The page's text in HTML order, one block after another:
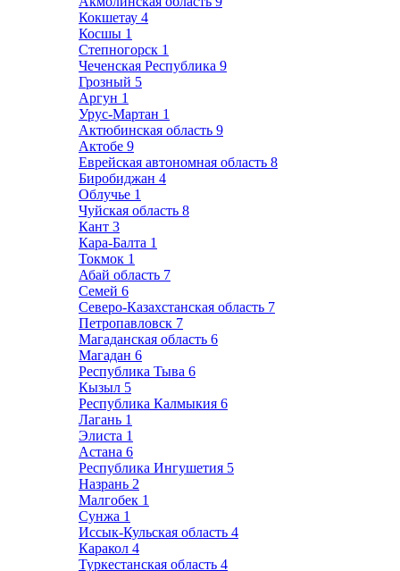
Кокшетау 4
Косшы 1
Степногорск 1
Чеченская Республика 9
Грозный 5
Аргун 1
Урус-Мартан 1
Актюбинская область 9
Актобе 9
Еврейская автономная область 8
Биробиджан 4
Облучье 1
Чуйская область 8
Кант 3
Кара-Балта 1
Токмок 1
Абай область 7
Семей 6
Северо-Казахстанская область 7
Петропавловск 7
Магаданская область 6
Магадан 6
Республика Тыва 6
Кызыл 5
Республика Калмыкия 6
Лагань 1
Элиста 1
Астана 6
Республика Ингушетия 5
Назрань 2
Малгобек 1
Сунжа 1
Иссык-Кульская область 4
Каракол 4
Туркестанская область 4